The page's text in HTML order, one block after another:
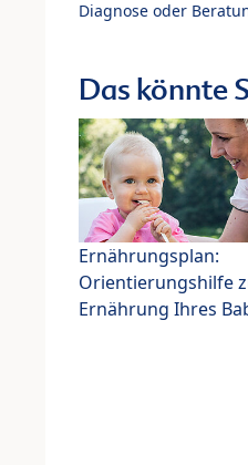
Diagnose oder
Das könnte
Ernährungsplan:
Orientierungshilfe
Ernährung Ihres